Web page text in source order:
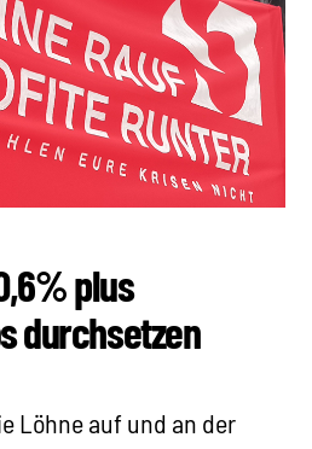
plus
durchsetzen
Löhne auf und an der